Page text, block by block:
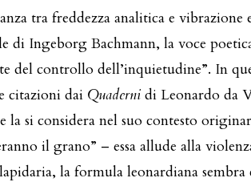
tra freddezza analitica e
di Ingeborg Bachmann, la voce
del controllo dell’inquietudine”. In
citazioni dai Quaderni di Leonardo da
la si considera nel suo contesto
il grano” – essa allude alla
la formula leonardiana sembra